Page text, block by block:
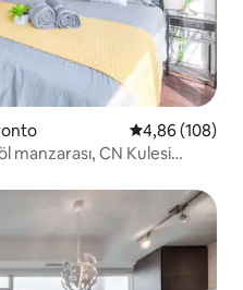
5 üzerinden
4,86 (108)
manzarası, CN Kulesi